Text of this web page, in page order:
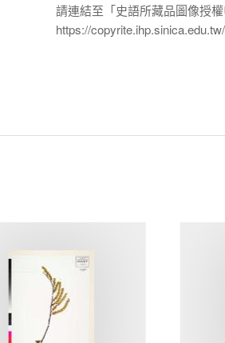
請連結至「史語所藏品圖像授
https://